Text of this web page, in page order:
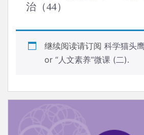
治（44）
继续阅读请订阅 科学猫头
or “人文素养”微课 (二).